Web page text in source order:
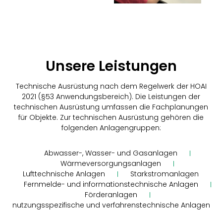
Unsere Leistungen
Technische Ausrüstung nach dem Regelwerk der HOAI
2021 (§53 Anwendungsbereich). Die Leistungen der
technischen Ausrüstung umfassen die Fachplanungen
für Objekte. Zur technischen Ausrüstung gehören die
folgenden Anlagengruppen:
Abwasser-, Wasser- und Gasanlagen
Wärmeversorgungsanlagen
Lufttechnische Anlagen
Starkstromanlagen
Fernmelde- und informationstechnische Anlagen
Förderanlagen
nutzungsspezifische und verfahrenstechnische Anlagen